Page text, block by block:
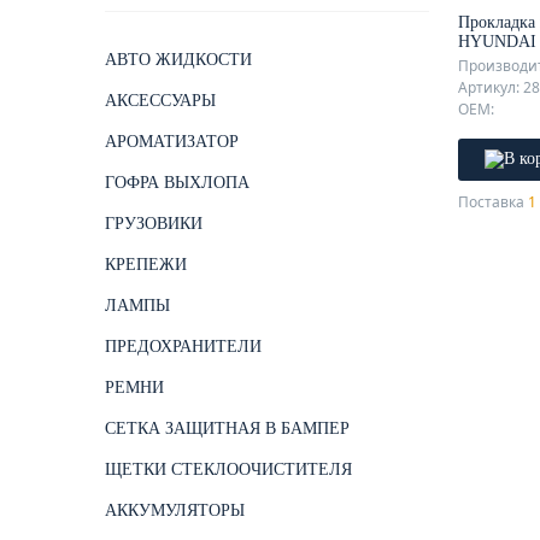
АВТО ЖИДКОСТИ
АКСЕССУАРЫ
АРОМАТИЗАТОР
ГОФРА ВЫХЛОПА
ГРУЗОВИКИ
КРЕПЕЖИ
ЛАМПЫ
ПРЕДОХРАНИТЕЛИ
РЕМНИ
СЕТКА ЗАЩИТНАЯ В БАМПЕР
ЩЕТКИ СТЕКЛООЧИСТИТЕЛЯ
АККУМУЛЯТОРЫ
Прокладка
HYUNDAI
07-/KIA
G4KE 2,4
Артикул:
OEM:
Поставка 1